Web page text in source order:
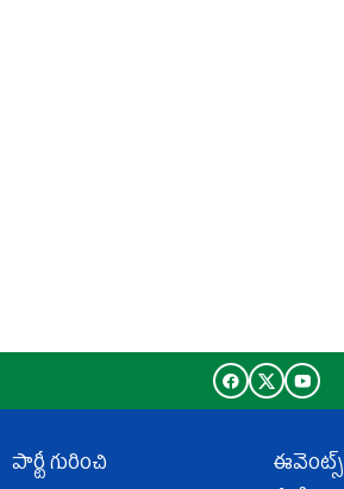
పార్టీ గురించి
ఈవెంట్స్